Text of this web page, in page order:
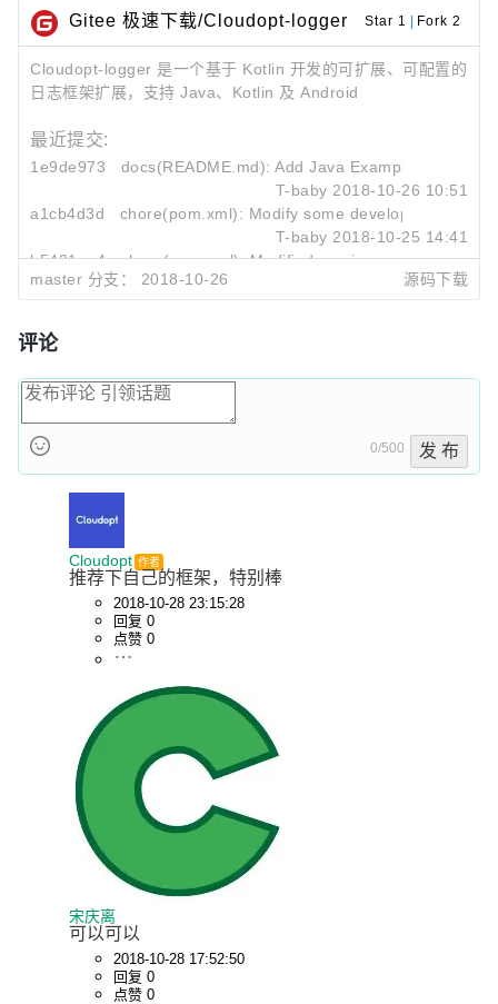
configuration.run {
this.color = false
}
Logger.configuration = configuration
}
fun example4() {
val configuration = LoggerConfiguration()
configuration.run {
this.debugPrefix = "DEBUG"
this.infoPrefix = "INFO"
this.warnPrefix = "WARN"
this.errorPrefix = "ERROR"
Logger.configuration = configuration
}
Gitee 极速下载/Cloudopt-logger Star 1 Fork 2
Cloudopt-logger 是一个基于 Kotlin 开发的可扩展、可配置的
日志框架扩展，支持 Java、Kotlin 及 Android
最近提交:
1e9de973
docs(README.md): Add Java Example
T-baby 2018-10-26 10:51
a1cb4d3d
chore(pom.xml): Modify some developer
T-baby 2018-10-25 14:41
b5421ae4
chore(pom.xml): Modified version number
2018-10-25 10:34
master 分支： 2018-10-26 源码下载
评论
0/500 发 布
Cloudopt 作者
推荐下自己的框架，特别棒
2018-10-28 23:15:28
回复 0
点赞 0
宋庆离
可以可以
2018-10-28 17:52:50
回复 0
点赞 0